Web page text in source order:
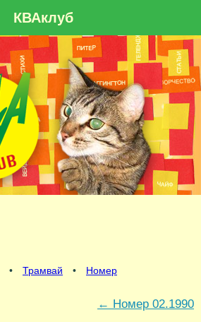
• Трамвай •
Номер
← Номер 02.1990
КВАклуб